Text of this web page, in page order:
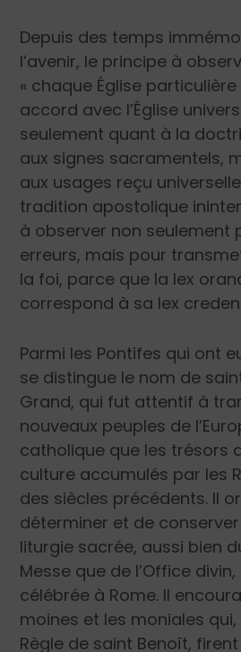
Depuis des temps
l’avenir, le principe à
« chaque Église
accord avec l’Église
seulement quant à la
aux signes sacramentels,
aux usages reçu
tradition apostolique
à observer non seulement
erreurs, mais pour
la foi, parce que la lex
correspond à sa lex
Parmi les Pontifes qui ont
se distingue le nom de
Grand, qui fut attentif à
nouveaux peuples de
catholique que les trésors
culture accumulés par les
des siècles précédents. Il
déterminer et de
liturgie sacrée, aussi bien
Messe que de l’Office
célébrée à Rome. Il
moines et les moniales
Règle de saint Benoît,